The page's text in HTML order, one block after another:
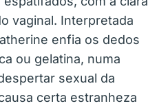
vaginal. Interpretada
enfia os dedos
ou gelatina, numa
sexual da
certa estranheza